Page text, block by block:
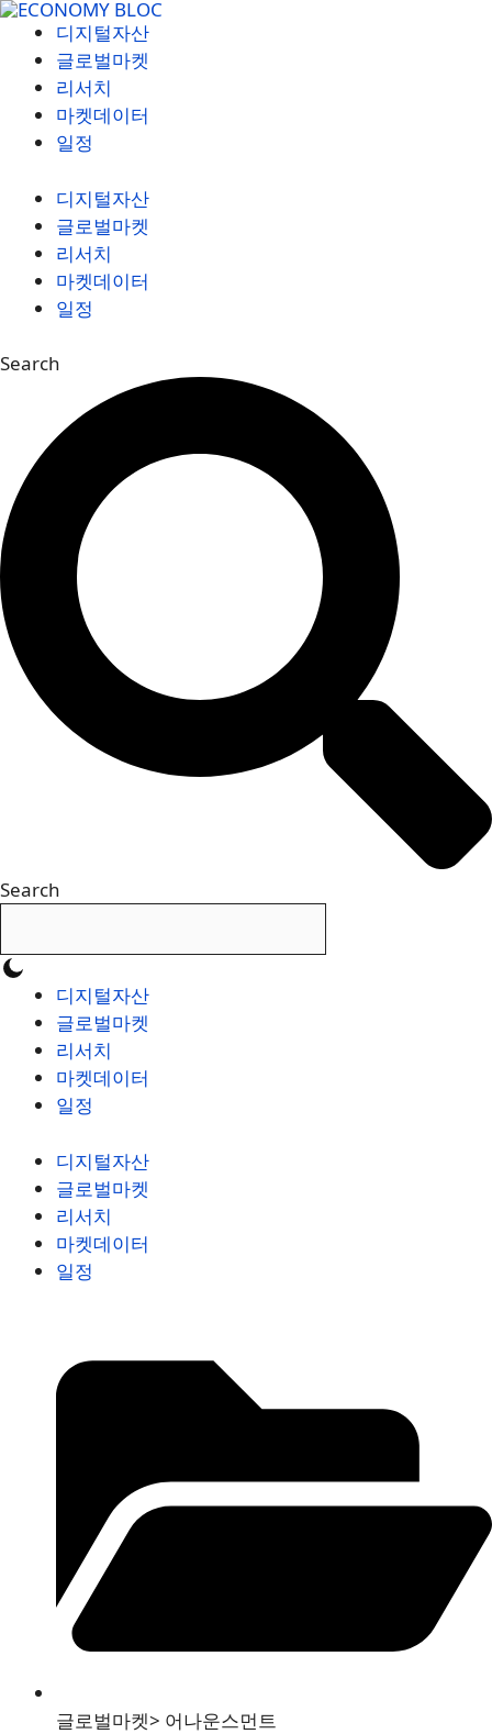
컨
디지털자산
글로벌마켓
리서치
마켓데이터
일정
디지털자산
글로벌마켓
리서치
마켓데이터
일정
Search
Search
디지털자산
글로벌마켓
리서치
마켓데이터
일정
디지털자산
글로벌마켓
리서치
마켓데이터
일정
글로벌마켓> 어나운스먼트